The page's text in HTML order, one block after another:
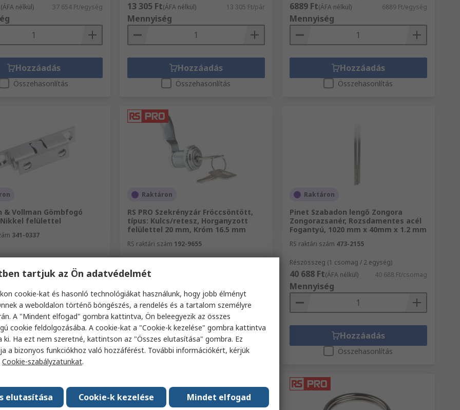
(ÁFA nélkül) 37 654 Ft/egység
Hozzáadás
Összehasonlítás
13 305 Ft(ÁFA nélkül) 13 305 Ft/pár
Mennyiség
Hozzáadás
Összehasonlítás
6889 Ft(ÁFA nélkül) 6889 Ft/egység
Mennyiség
Hozzáadás
Összehasonlítás
& Vollman Gömbfogó
Nikkel felülettel
341-0337
nélkül) 4208 Ft/egység
Hozzáadás
Összehasonlítás
Raktáron
RS PRO Szekrényzár Fröccsöntött,
típus: Kulcs/retesz, Horganyzott
felülettel 20 mm, Króm 16.5 mm
RS raktári szám 192-9655
2134 Ft
Hozzáadás
Összehasonlítás
Raktáron
Pinet Szabadon lengő Zongora
Zongorazsanér, Rozsdamentes acél
Fogantyú, 1020 mm x 40mm x 1.2 mm
RS raktári szám 473-2155
Részösszeg (1 csomag / 2 egység)
40 688 Ft(ÁFA nélkül) 40 688 Ft/csomag
Mennyiség
Hozzáadás
Összehasonlítás
tartjuk az Ön adatvédelmét
cookie-kat és hasonló technológiákat használunk, hogy jobb élményt
a weboldalon történő böngészés, a rendelés és a tartalom személyre
A "Mindent elfogad" gombra kattintva, Ön beleegyezik az összes
cookie feldolgozásába. A cookie-kat a "Cookie-k kezelése" gombra kattintva
ki. Ha ezt nem szeretné, kattintson az "Összes elutasítása" gombra. Ez
a bizonyos funkciókhoz való hozzáférést. További információkért, kérjük
Cookie-szabályzatunkat.
Mindet elfogad
Cookie-k kezelése
elutasítása